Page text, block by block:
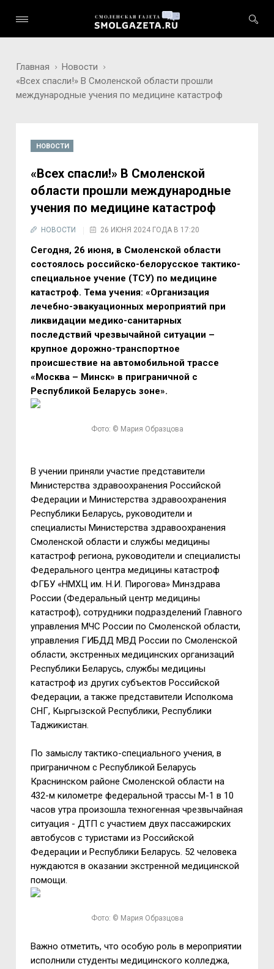
Главная
Новости
«Всех спасли!» В Смоленской области прошли
международные учения по медицине катастроф
НОВОСТИ
«Всех спасли!» В Смоленской
области прошли международные
учения по медицине катастроф
НОВОСТИ 26 ИЮНЯ 2024 ГОДА В 17:20
Сегодня, 26 июня, в Смоленской области
состоялось российско-белорусское тактико-
специальное учение (ТСУ) по медицине
катастроф. Тема учения: «Организация
лечебно-эвакуационных мероприятий при
ликвидации медико-санитарных
последствий чрезвычайной ситуации –
крупное дорожно-транспортное
происшествие на автомобильной трассе
«Москва – Минск» в приграничной с
Республикой Беларусь зоне».
Фото: © Мария Образцова
В учении приняли участие представители
Министерства здравоохранения Российской
Федерации и Министерства здравоохранения
Республики Беларусь, руководители и
специалисты Министерства здравоохранения
Смоленской области и службы медицины
катастроф региона, руководители и специалисты
Федерального центра медицины катастроф
ФГБУ «НМХЦ им. Н.И. Пирогова» Минздрава
России (Федеральный центр медицины
катастроф), сотрудники подразделений Главного
управления МЧС России по Смоленской области,
управления ГИБДД МВД России по Смоленской
области, экстренных медицинских организаций
Республики Беларусь, службы медицины
катастроф из других субъектов Российской
Федерации, а также представители Исполкома
СНГ, Кыргызской Республики, Республики
Таджикистан.
По замыслу тактико-специального учения, в
приграничном с Республикой Беларусь
Краснинском районе Смоленской области на
432-м километре федеральной трассы М-1 в 10
часов утрапроизошла техногенная чрезвычайная
ситуация - ДТП с участием двух пассажирских
автобусов с туристами из Российской
Федерации и Республики Беларусь. 52 человека
нуждаются в оказании экстренной медицинской
помощи.
Фото: © Мария Образцова
Важно отметить, что особую роль в мероприятии
исполнили студенты медицинского колледжа,